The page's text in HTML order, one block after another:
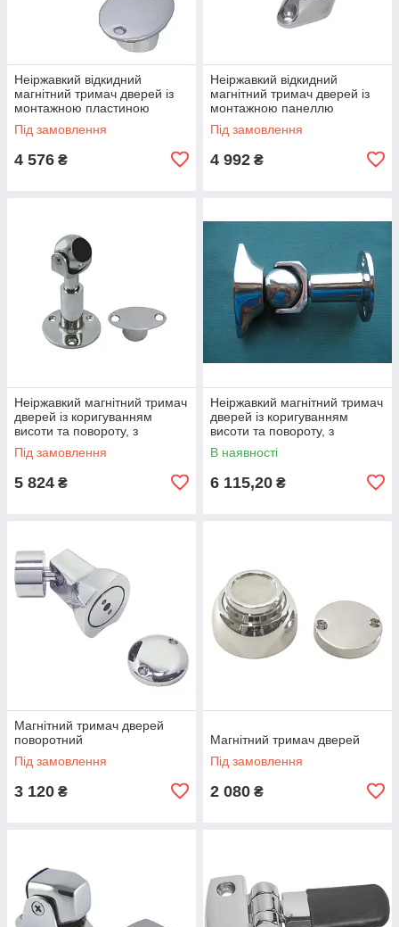
Неіржавкий відкидний
магнітний тримач дверей із
монтажною пластиною
Під замовлення
4 576 ₴
Неіржавкий відкидний
магнітний тримач дверей із
монтажною панеллю
Під замовлення
4 992 ₴
Неіржавкий магнітний тримач
дверей із коригуванням
висоти та повороту, з
монтажною пластиною
Під замовлення
5 824 ₴
Неіржавкий магнітний тримач
дверей із коригуванням
висоти та повороту, з
монтажною панеллю
В наявності
6 115,20 ₴
Магнітний тримач дверей
поворотний
Під замовлення
3 120 ₴
Магнітний тримач дверей
Під замовлення
2 080 ₴